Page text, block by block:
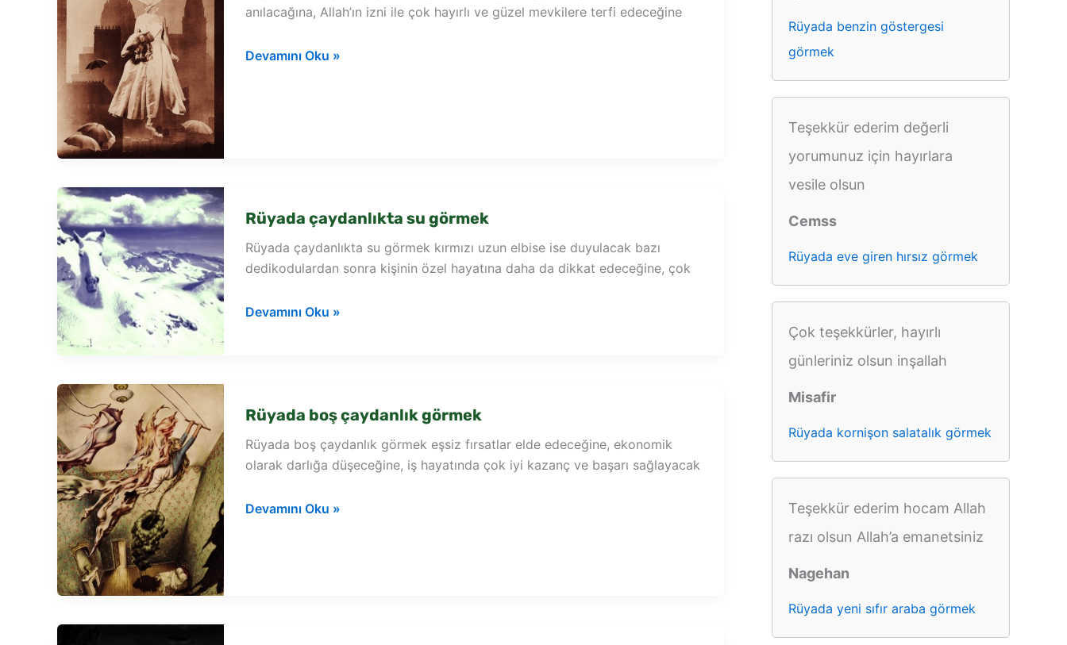
anılacağına, Allah’ın izni ile çok hayırlı ve güzel mevkilere terfi edeceğine
Rüyada
Devamını Oku »
Rüyada çaydanlıkta su görmek
Rüyada çaydanlıkta su görmek kırmızı uzun elbise ise duyulacak bazı
dedikodulardan sonra kişinin özel hayatına daha da dikkat edeceğine, çok
Rüyada
Devamını Oku »
Rüyada boş çaydanlık görmek
Rüyada boş çaydanlık görmek eşsiz fırsatlar elde edeceğine, ekonomik
olarak darlığa düşeceğine, iş hayatında çok iyi kazanç ve başarı sağlayacak
Rüyada
Devamını Oku »
Rüyada benzin göstergesi
görmek
Teşekkür ederim değerli
yorumunuz için hayırlara
vesile olsun
Cemss
Rüyada eve giren hırsız görmek
Çok teşekkürler, hayırlı
günleriniz olsun inşallah
Misafir
Rüyada kornişon salatalık görmek
Teşekkür ederim hocam Allah
razı olsun Allah’a emanetsiniz
Nagehan
Rüyada yeni sıfır araba görmek